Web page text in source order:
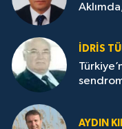
İDRİS
AYDIN